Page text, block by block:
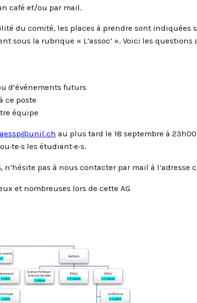
café et/ou par mail.
du comité, les places à prendre sont
sous la rubrique « L’assoc’ ». Voici les
d’événements futurs
ce poste
équipe
aessp@unil.ch au plus tard le 18 septembre à
les étudiant·e·s.
pas à nous contacter par mail à l’adresse
et nombreuses lors de cette AG